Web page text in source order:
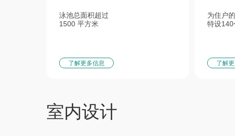
了解
了解更多信息
为住户
特设140
泳池总面积超过
1500 平方米
室内设计